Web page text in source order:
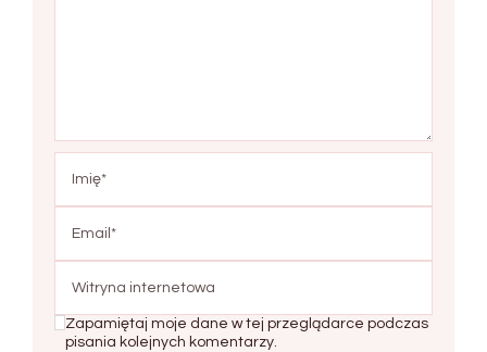
Zapamiętaj moje dane w tej przeglądarce podczas
pisania kolejnych komentarzy.